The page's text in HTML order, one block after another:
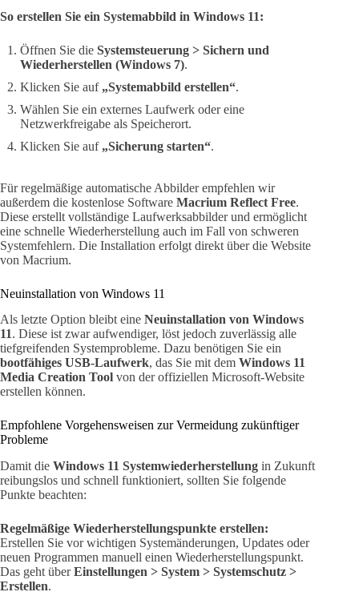
So erstellen Sie ein Systemabbild in Windows 11:
Öffnen Sie die Systemsteuerung > Sichern und
Wiederherstellen (Windows 7).
Klicken Sie auf „Systemabbild erstellen“.
Wählen Sie ein externes Laufwerk oder eine
Netzwerkfreigabe als Speicherort.
Klicken Sie auf „Sicherung starten“.
Für regelmäßige automatische Abbilder empfehlen wir
außerdem die kostenlose Software Macrium Reflect Free.
Diese erstellt vollständige Laufwerksabbilder und ermöglicht
eine schnelle Wiederherstellung auch im Fall von schweren
Systemfehlern. Die Installation erfolgt direkt über die Website
von Macrium.
Neuinstallation von Windows 11
Als letzte Option bleibt eine Neuinstallation von Windows
11. Diese ist zwar aufwendiger, löst jedoch zuverlässig alle
tiefgreifenden Systemprobleme. Dazu benötigen Sie ein
bootfähiges USB-Laufwerk, das Sie mit dem Windows 11
Media Creation Tool von der offiziellen Microsoft-Website
erstellen können.
Empfohlene Vorgehensweisen zur Vermeidung zukünftiger
Probleme
Damit die Windows 11 Systemwiederherstellung in Zukunft
reibungslos und schnell funktioniert, sollten Sie folgende
Punkte beachten:
Regelmäßige Wiederherstellungspunkte erstellen:
Erstellen Sie vor wichtigen Systemänderungen, Updates oder
neuen Programmen manuell einen Wiederherstellungspunkt.
Das geht überEinstellungen > System > Systemschutz >
Erstellen.